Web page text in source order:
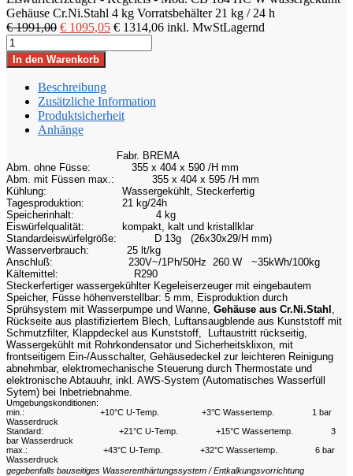
HC
W
wassergekühlt
Gehäuse
Cr.Ni.Stahl
Vorratsbehälter
24
h
Menge
Gehäuse Cr.Ni.Stahl 4 kg Vorratsbehälter 21 kg / 24 h
€1991,00 Ursprünglicher
war:
€ 1991,00
€ 1095,05Aktueller
ist:
€ 1314,06 inkl. MwStLagernd
Eiswürfelerzeuger
-
Kegeleis
Mod.
wassergekühlt
Gehäuse
Cr.Ni.Stahl
4
kg
Vorratsbehälter
21
kg
/
24
h
Menge
In den Warenkorb
Beschreibung
Zusätzliche Information
Produktsicherheit
Anhänge
Fabr. BREMA
Abm. ohne Füsse:
355 x 404 x 590 /H mm
Abm. mit Füssen max.:
355 x 404 x 595 /H mm
Kühlung:
Wassergekühlt, Steckerfertig
Tagesproduktion:
21 kg/24h
Speicherinhalt:
4 kg
Eiswürfelqualität:
kompakt, kalt und kristallklar
Standardeiswürfelgröße:
D 13g (26x30x29/H mm)
Wasserverbrauch:
25 lt/kg
Anschluß:
230V~/1Ph/50Hz 260 W ~35kWh/100kg
Kältemittel:
R290
Steckerfertiger wassergekühlter Kegeleiserzeuger mit eingebautem
Speicher, Füsse höhenverstellbar: 5 mm, Eisproduktion durch
Sprühsystem mit Wasserpumpe und Wanne, Gehäuse aus Cr.Ni.Stahl
Rückseite aus plastifiziertem Blech, Luftansaugblende aus Kunststoff mit
Schmutzfilter, Klappdeckel aus Kunststoff, Luftaustritt rückseitig,
Wassergekühlt mit Rohrkondensator und Sicherheitsklixon, mit
frontseitigem Ein-/Ausschalter, Gehäusedeckel zur leichteren Reinigung
abnehmbar, elektromechanische Steuerung durch Thermostate und
elektronische Abtauuhr, inkl. AWS-System (Automatisches Wasserfüll
Sytem) bei Inbetriebnahme.
Umgebungskonditionen:
min.:
+10°C U-Temp. +3°C Wassertemp.
1 bar
Wasserdruck
Standard:
+21°C U-Temp. +15°C Wassertemp.
3
bar Wasserdruck
max.:
+43°C U-Temp. +32°C Wassertemp.
6 bar
Wasserdruck
gegebenfalls bauseitiges Wasserenthärtungssystem / Entkalkungsvorrichtung